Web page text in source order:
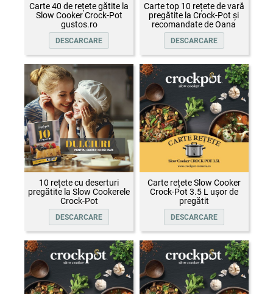
Carte 40 de rețete gătite la
Slow Cooker Crock-Pot
gustos.ro
DESCARCARE
Carte top 10 rețete de vară
pregătite la Crock-Pot și
recomandate de Oana
Țepelin
DESCARCARE
10 rețete cu deserturi
pregătite la Slow Cookerele
Crock-Pot
DESCARCARE
Carte rețete Slow Cooker
Crock-Pot 3.5 L ușor de
pregătit
DESCARCARE